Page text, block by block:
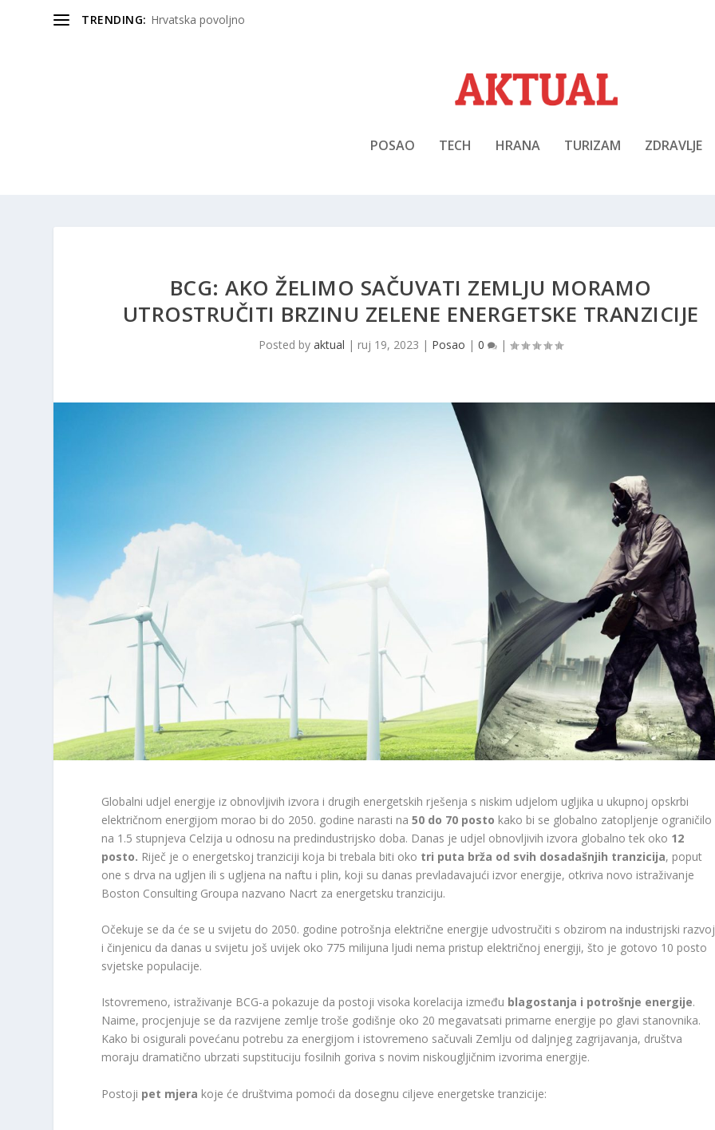
TRENDING: Hrvatska povoljno
POSAO TECH HRANA TURIZAM ZDRAVLJE
BCG: AKO ŽELIMO SAČUVATI ZEMLJU MORAMO
UTROSTRUČITI BRZINU ZELENE ENERGETSKE TRANZICIJE
Posted byaktual | ruj 19, 2023 | Posao |0 |
Globalni udjel energije iz obnovljivih izvora i drugih energetskih rješenja s niskim udjelom ugljika u ukupnoj opskrbi
električnom energijom morao bi do 2050. godine narasti na50 do 70 posto kako bi se globalno zatopljenje ograničilo
na 1.5 stupnjeva Celzija u odnosu na predindustrijsko doba. Danas je udjel obnovljivih izvora globalno tek oko 12
posto. Riječ je o energetskoj tranziciji koja bi trebala biti oko tri puta brža od svih dosadašnjih tranzicija, poput
one s drva na ugljen ili s ugljena na naftu i plin, koji su danas prevladavajući izvor energije, otkriva novo istraživanje
Boston Consulting Groupa nazvano Nacrt za energetsku tranziciju.
Očekuje se da će se u svijetu do 2050. godine potrošnja električne energije udvostručiti s obzirom na industrijski razvoj
i činjenicu da danas u svijetu još uvijek oko 775 milijuna ljudi nema pristup električnoj energiji, što je gotovo 10 posto
svjetske populacije.
Istovremeno, istraživanje BCG-a pokazuje da postoji visoka korelacija između blagostanja i potrošnje energije.
Naime, procjenjuje se da razvijene zemlje troše godišnje oko 20 megavatsati primarne energije po glavi stanovnika.
Kako bi osigurali povećanu potrebu za energijom i istovremeno sačuvali Zemlju od daljnjeg zagrijavanja, društva
moraju dramatično ubrzati supstituciju fosilnih goriva s novim niskougljičnim izvorima energije.
Postoji pet mjera koje će društvima pomoći da dosegnu ciljeve energetske tranzicije: